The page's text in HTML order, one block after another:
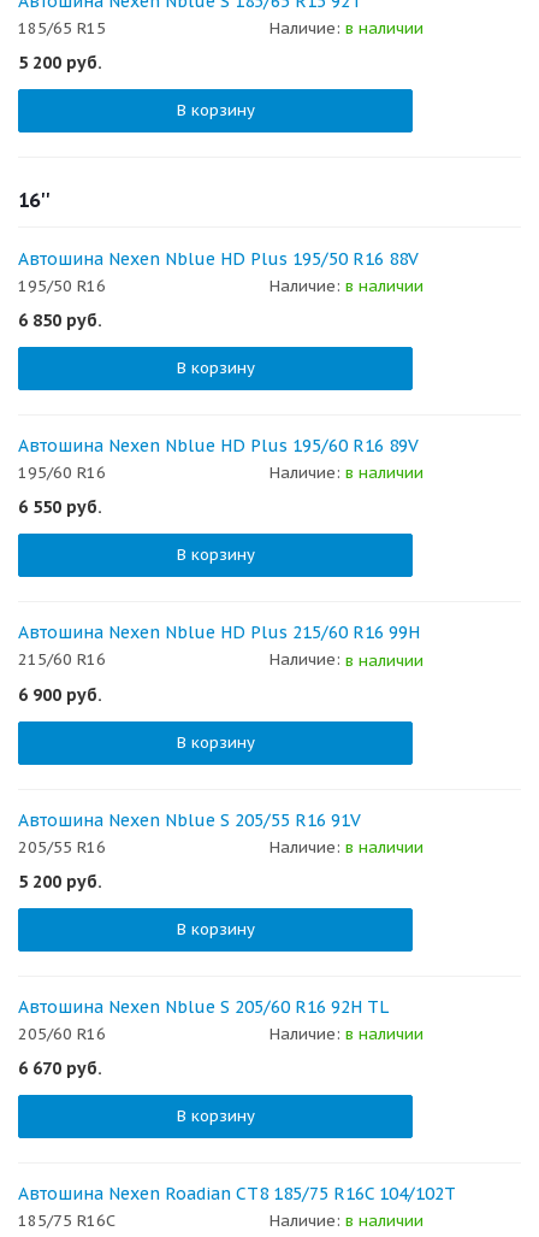
185/65 R15 Наличие: в наличии
5 200 руб.
В корзину
16''
Автошина Nexen Nblue HD Plus 195/50 R16 88V
195/50 R16 Наличие: в наличии
6 850 руб.
В корзину
Автошина Nexen Nblue HD Plus 195/60 R16 89V
195/60 R16 Наличие: в наличии
6 550 руб.
В корзину
Автошина Nexen Nblue HD Plus 215/60 R16 99H
215/60 R16 Наличие: в наличии
6 900 руб.
В корзину
Автошина Nexen Nblue S 205/55 R16 91V
205/55 R16 Наличие: в наличии
5 200 руб.
В корзину
Автошина Nexen Nblue S 205/60 R16 92H TL
205/60 R16 Наличие: в наличии
6 670 руб.
В корзину
Автошина Nexen Roadian CT8 185/75 R16C 104/102T
185/75 R16C Наличие: в наличии